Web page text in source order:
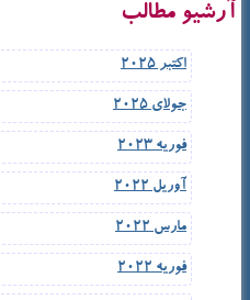
آرشیو مطالب
اکتبر 2025
جولای 2025
فوریه 2023
آوریل 2022
مارس 2022
فوریه 2022